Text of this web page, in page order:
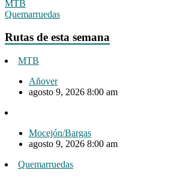
MTB
Quemarruedas
Rutas de esta semana
MTB
Añover
agosto 9, 2026 8:00 am
Mocejón/Bargas
agosto 9, 2026 8:00 am
Quemarruedas